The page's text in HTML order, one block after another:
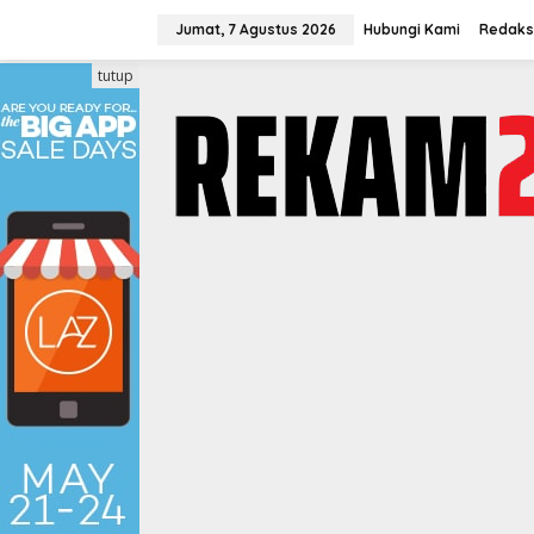
konten
Jumat, 7 Agustus 2026 Hubungi Kami
tutup